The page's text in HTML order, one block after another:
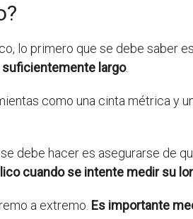
lo primero que se debe saber
suficientemente largo.
como una cinta métrica y
debe hacer es asegurarse de
cuando se intente medir su
a extremo. Es importante